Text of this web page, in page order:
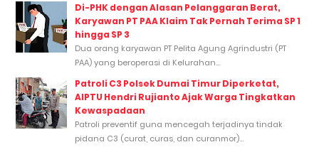
Di-PHK dengan Alasan Pelanggaran Berat,
Karyawan PT PAA Klaim Tak Pernah Terima SP 1
hingga SP 3
Dua orang karyawan PT Pelita Agung Agrindustri (PT
PAA) yang beroperasi di Kelurahan...
Patroli C3 Polsek Dumai Timur Diperketat,
AIPTU Hendri Rujianto Ajak Warga Tingkatkan
Kewaspadaan
Patroli preventif guna mencegah terjadinya tindak
pidana C3 (curat, curas, dan curanmor)...